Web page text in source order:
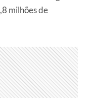
milhões de